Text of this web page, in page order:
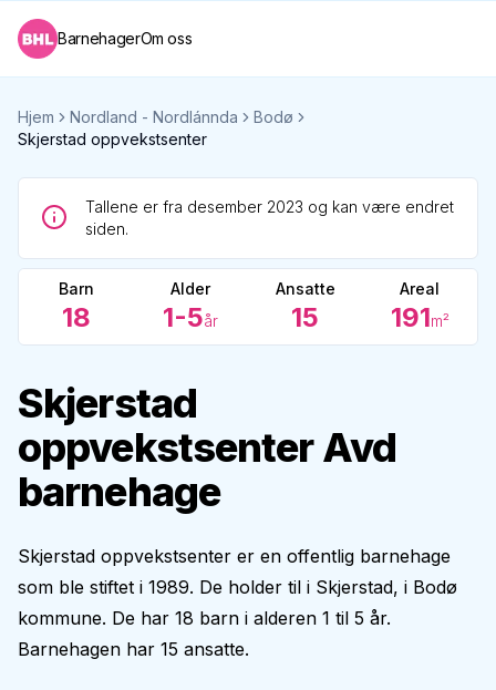
BarnehagerOm oss
Hjem Nordland - Nordlánnda
Bodø
Skjerstad oppvekstsenter
Tallene er fra desember 2023 og kan være endret
siden.
Barn
18
Alder
1-5år
Ansatte
15
Areal
191m²
Skjerstad
oppvekstsenter Avd
barnehage
Skjerstad oppvekstsenter er en offentlig barnehage
som ble stiftet i 1989. De holder til i Skjerstad, i Bodø
kommune. De har 18 barn i alderen 1 til 5 år.
Barnehagen har 15 ansatte.